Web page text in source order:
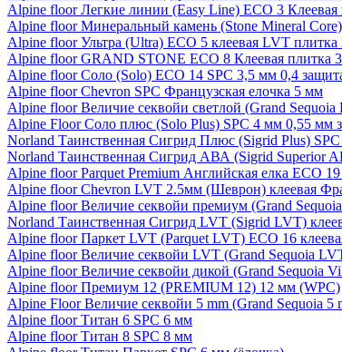
Alpine floor Легкие линии (Easy Line) ECO 3
Alpine floor Минеральный камень (Stone Mineral
Alpine floor Ультра (Ultra) ECO 5 клеевая LVT
Alpine floor GRAND STONE ECO 8 Клеевая плитка
Alpine floor Соло (Solo) ECO 14 SPC 3,5 мм 0,4
Alpine floor Chevron SPC Французская елочка 5 мм
Alpine floor Величие секвойи светлой (Grand
Alpine Floor Соло плюс (Solo Plus) SPC 4 мм 0,55 мм
Norland Таинственная Сигрид Плюс (Sigrid Plus)
Norland Таинственная Сигрид АВА (Sigrid Superior
Alpine floor Parquet Premium Английская елка ECO
Alpine floor Chevron LVT 2.5мм (Шеврон) клеевая
Alpine floor Величие секвойи премиум (Grand
Norland Таинственная Сигрид LVT (Sigrid LVT)
Alpine floor Паркет LVT (Parquet LVT) ECO 16
Alpine floor Величие секвойи LVT (Grand Sequoia
Alpine floor Величие секвойи дикой (Grand Sequoia
Alpine floor Премиум 12 (PREMIUM 12) 12 мм (WPC)
Alpine Floor Величие секвойи 5 mm (Grand Sequoia 5
Alpine floor Титан 6 SPC 6 мм
Alpine floor Титан 8 SPC 8 мм